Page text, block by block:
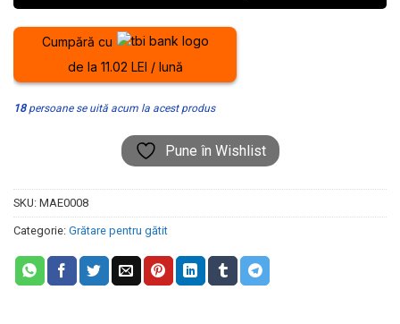
Cumpără cu
de la 11.02 LEI / lună
18persoane se uită acum la acest produs
Pune în Wishlist
SKU: MAE0008
Categorie: Grătare pentru gătit